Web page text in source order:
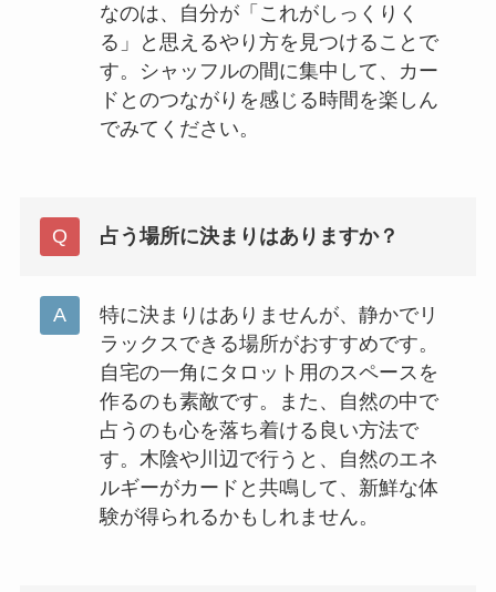
なのは、自分が「これがしっくりく
る」と思えるやり方を見つけることで
す。シャッフルの間に集中して、カー
ドとのつながりを感じる時間を楽しん
でみてください。
占う場所に決まりはありますか？
特に決まりはありませんが、静かでリ
ラックスできる場所がおすすめです。
自宅の一角にタロット用のスペースを
作るのも素敵です。また、自然の中で
占うのも心を落ち着ける良い方法で
す。木陰や川辺で行うと、自然のエネ
ルギーがカードと共鳴して、新鮮な体
験が得られるかもしれません。